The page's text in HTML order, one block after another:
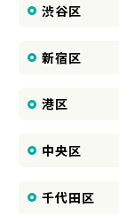
渋谷区
新宿区
港区
中央区
千代田区